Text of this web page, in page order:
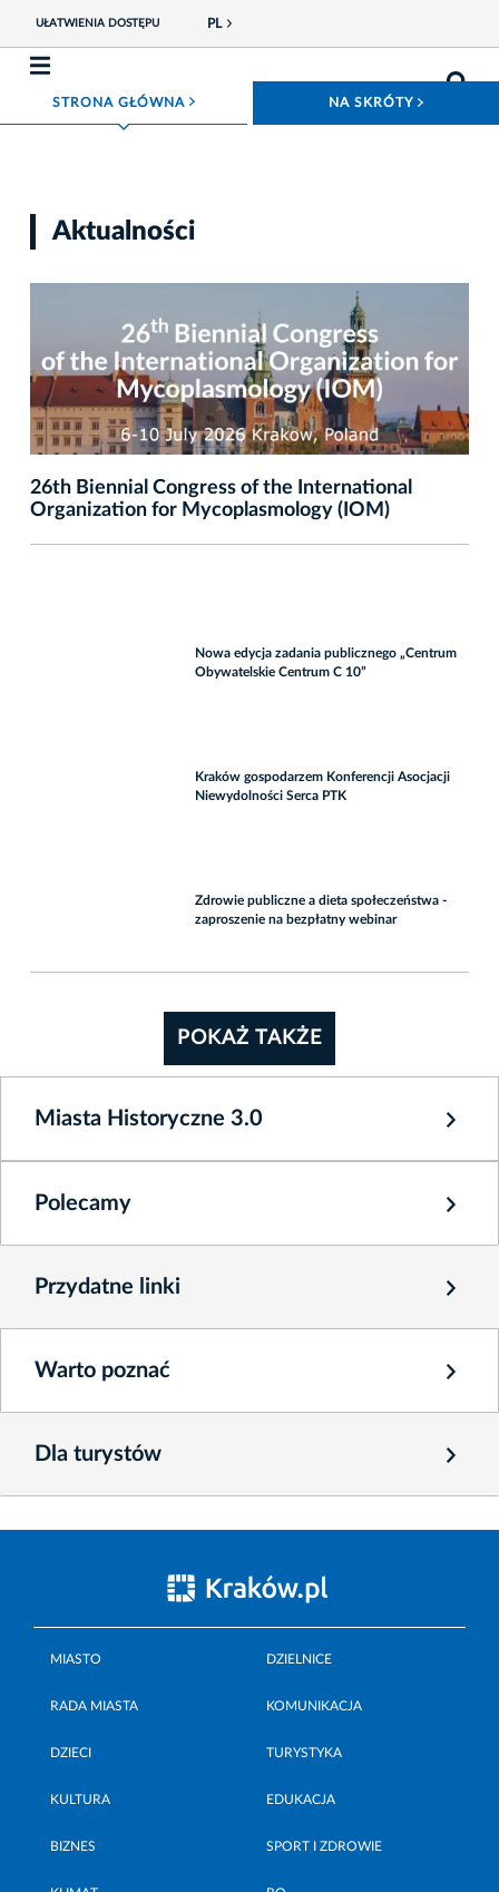
UŁATWIENIA DOSTĘPU PL
STRONA GŁÓWNA ROZWIŃ MENU NA SKRÓTY
Aktualności
26th Biennial Congress of the International
Organization for Mycoplasmology (IOM)
Nowa edycja zadania publicznego „Centrum
Obywatelskie Centrum C 10”
Kraków gospodarzem Konferencji Asocjacji
Niewydolności Serca PTK
Zdrowie publiczne a dieta społeczeństwa -
zaproszenie na bezpłatny webinar
POKAŻ TAKŻE
Miasta Historyczne 3.0
Polecamy
Przydatne linki
Warto poznać
Dla turystów
MIASTO DZIELNICE
RADA MIASTA KOMUNIKACJA
DZIECI TURYSTYKA
KULTURA EDUKACJA
BIZNES SPORT I ZDROWIE